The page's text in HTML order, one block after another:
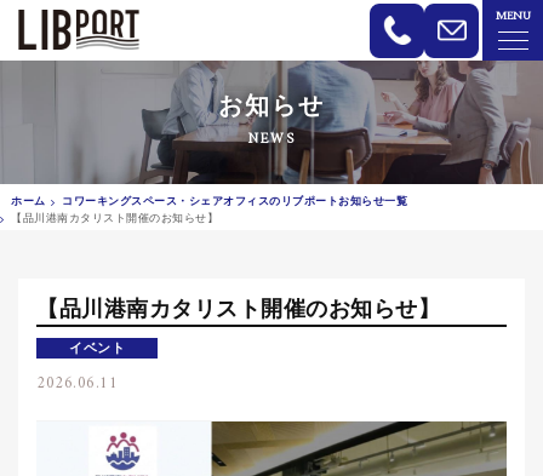
MENU
LIBPORT リブポート | コワーキング
お知らせ
NEWS
ホーム
コワーキングスペース・シェアオフィスのリブポートお知らせ一覧
【品川港南カタリスト開催のお知らせ】
【品川港南カタリスト開催のお知らせ】
イベント
2026.06.11